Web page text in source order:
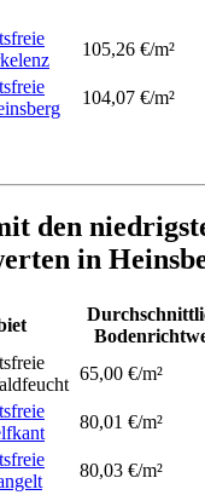
105,26 €/m²
104,07 €/m²
den
in
65,00 €/m²
80,01 €/m²
80,03 €/m²